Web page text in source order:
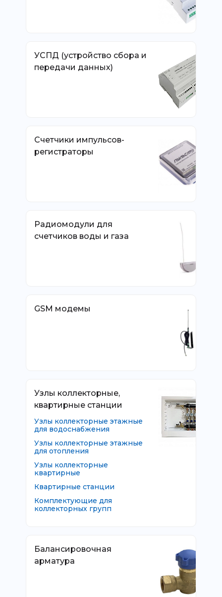
УСПД (устройство сбора и
передачи данных)
Счетчики импульсов-
регистраторы
Радиомодули для
счетчиков воды и газа
GSM модемы
Узлы коллекторные,
квартирные станции
Узлы коллекторные этажные
для водоснабжения
Узлы коллекторные этажные
для отопления
Узлы коллекторные
квартирные
Квартирные станции
Комплектующие для
коллекторных групп
Балансировочная
арматура